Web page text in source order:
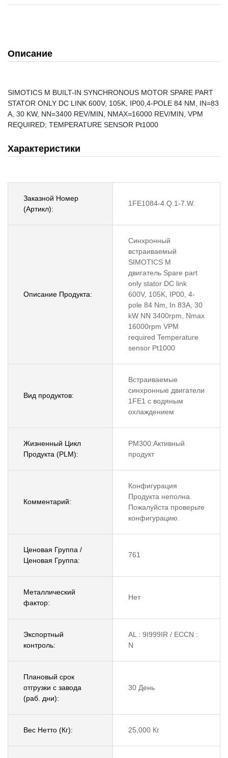
Описание
SIMOTICS M BUILT-IN SYNCHRONOUS MOTOR SPARE PART
STATOR ONLY DC LINK 600V, 105K, IP00,4-POLE 84 NM, IN=83
A, 30 KW, NN=3400 REV/MIN, NMAX=16000 REV/MIN, VPM
REQUIRED; TEMPERATURE SENSOR Pt1000
Характеристики
Заказной Номер
(Артикл):
1FE1084-4.Q.1-7.W.
Описание Продукта:
Синхронный
встраиваемый
SIMOTICS M
двигатель Spare part
only stator DC link
600V, 105K, IP00, 4-
pole 84 Nm, In 83A, 30
kW NN 3400rpm, Nmax
16000rpm VPM
required Temperature
sensor Pt1000
Вид продуктов:
Встраиваемые
синхронные двигатели
1FE1 с водяным
охлаждением
Жизненный Цикл
Продукта (PLM):
PM300:Активный
продукт
Комментарий:
Конфигурация
Продукта неполна.
Пожалуйста проверьте
конфигурацию.
Ценовая Группа /
Ценовая Группа:
761
Металлический
фактор:
Нет
Экспортный
контроль:
AL : 9I999IR / ECCN :
N
Плановый срок
отгрузки с завода
(раб. дни):
30 День
Вес Нетто (Кг): 25,000 Кг